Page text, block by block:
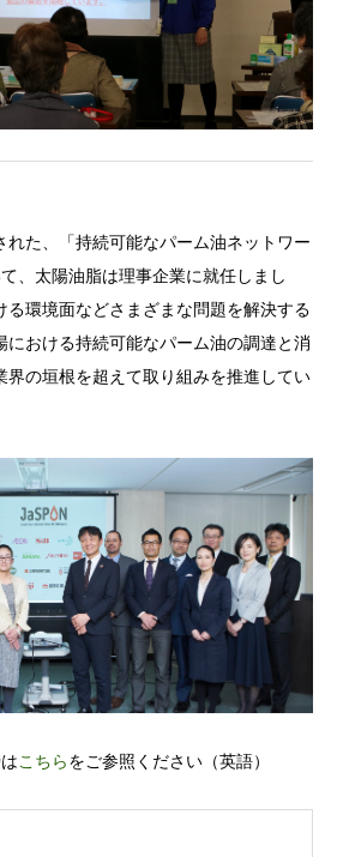
た、「持続可能なパーム油ネットワー
、太陽油脂は理事企業に就任しまし
る環境面などさまざまな問題を解決する
における持続可能なパーム油の調達と消
界の垣根を超えて取り組みを推進してい
こちらをご参照ください（英語）